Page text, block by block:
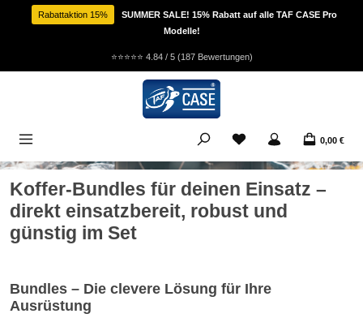
Zum Hauptinhalt springen
Rabattaktion 15%
SUMMER SALE! 15% Rabatt auf alle TAF CASE Pro
Modelle!
⭐⭐⭐⭐⭐ 4.84 / 5 (187 Bewertungen)
Du hast 0 Produkte
0,00 €
Koffer-Bundles für deinen Einsatz –
direkt einsatzbereit, robust und
günstig im Set
Bundles – Die clevere Lösung für Ihre
Ausrüstung